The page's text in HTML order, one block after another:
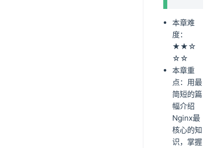
本章难
度：
★★☆
☆☆
本章重
点：用最
简短的篇
幅介绍
Nginx最
核心的知
识，掌握